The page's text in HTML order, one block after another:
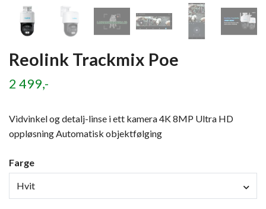
Reolink Trackmix Poe
2 499,-
Vidvinkel og detalj-linse i ett kamera 4K 8MP Ultra HD
oppløsning Automatisk objektfølging
Farge
Hvit